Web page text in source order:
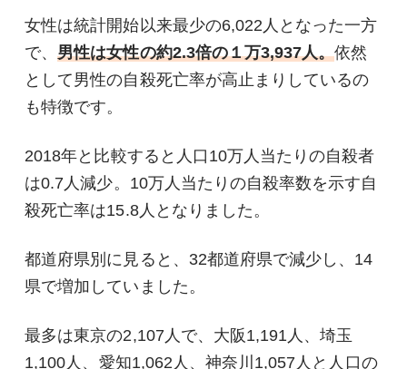
女性は統計開始以来最少の6,022人となった一方
で、男性は女性の約2.3倍の１万3,937人。依然
として男性の自殺死亡率が高止まりしているの
も特徴です。
2018年と比較すると人口10万人当たりの自殺者
は0.7人減少。10万人当たりの自殺率数を示す自
殺死亡率は15.8人となりました。
都道府県別に見ると、32都道府県で減少し、14
県で増加していました。
最多は東京の2,107人で、大阪1,191人、埼玉
1,100人、愛知1,062人、神奈川1,057人と人口の